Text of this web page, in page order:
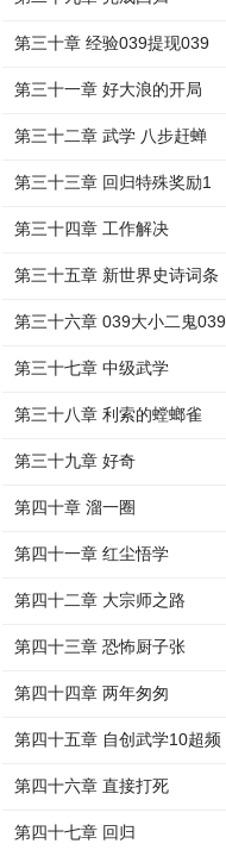
第三十章 经验039提现039
第三十一章 好大浪的开局
第三十二章 武学 八步赶蝉
第三十三章 回归特殊奖励1
第三十四章 工作解决
第三十五章 新世界史诗词条
第三十六章 039大小二鬼039
第三十七章 中级武学
第三十八章 利索的螳螂雀
第三十九章 好奇
第四十章 溜一圈
第四十一章 红尘悟学
第四十二章 大宗师之路
第四十三章 恐怖厨子张
第四十四章 两年匆匆
第四十五章 自创武学10超频
第四十六章 直接打死
第四十七章 回归